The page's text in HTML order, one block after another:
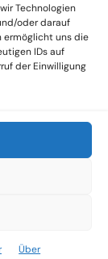
Technologien
oder darauf
ermöglicht uns die
IDs auf
der Einwilligung
Über
Künstler und
Lösungen
– DUBOX –
GmbH®